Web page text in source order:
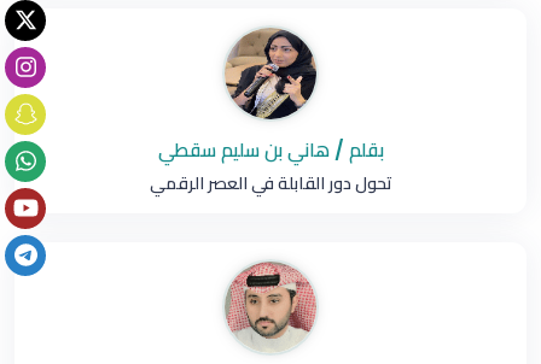
بقلم / هاني بن سليم سقطي
تحول دور القابلة في العصر الرقمي